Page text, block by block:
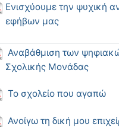
Ενισχύουμε την ψυχική
εφήβων μας
Αναβάθμιση των
Σχολικής Μονάδας
Το σχολείο που αγαπώ
Ανοίγω τη δική μου